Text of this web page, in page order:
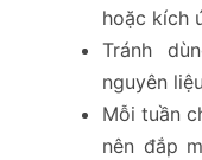
hoặc kích
Tránh
nguyên
Mỗi tuần
nên đắp